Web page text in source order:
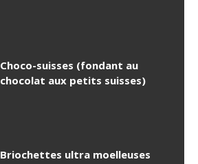
Choco-suisses (fondant au
chocolat aux petits suisses)
Briochettes ultra moelleuses